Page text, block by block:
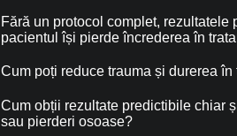
Fără un protocol complet,
pacientul își pierde încrederea în
Cum poți reduce trauma și durerea
Cum obții rezultate predictibile chiar
sau pierderi osoase?